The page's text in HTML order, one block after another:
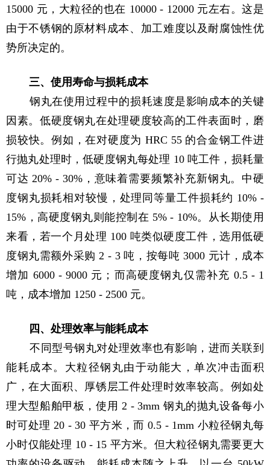
15000 元，大粒径的也在 10000 - 12000 元左右。这是
由于不锈钢的原材料成本、加工难度以及耐腐蚀性优
势所决定的。
三、使用寿命与损耗成本
钢丸在使用过程中的损耗速度是影响成本的关键
因素。低硬度钢丸在处理硬度较高的工件表面时，磨
损较快。例如，在对硬度为 HRC 55 的合金钢工件进
行抛丸处理时，低硬度钢丸每处理 10 吨工件，损耗量
可达 20% - 30%，意味着需要频繁补充新钢丸。中硬
度钢丸损耗相对较慢，处理同等量工件损耗约 10% -
15%，高硬度钢丸则能控制在 5% - 10%。从长期使用
来看，若一个月处理 100 吨类似硬度工件，选用低硬
度钢丸需额外采购 2 - 3 吨，按每吨 3000 元计，成本
增加 6000 - 9000 元；而高硬度钢丸仅需补充 0.5 - 1
吨，成本增加 1250 - 2500 元。
四、处理效率与能耗成本
不同型号钢丸对处理效率也有影响，进而关联到
能耗成本。大粒径钢丸由于动能大，单次冲击面积
广，在大面积、厚锈层工件处理时效率较高。例如处
理大型船舶甲板，使用 2 - 3mm 钢丸的抛丸设备每小
时可处理 20 - 30 平方米，而 0.5 - 1mm 小粒径钢丸每
小时仅能处理 10 - 15 平方米。但大粒径钢丸需要更大